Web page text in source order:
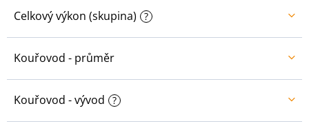
Celkový výkon (skupina) ?
Kouřovod - průměr
Kouřovod - vývod ?